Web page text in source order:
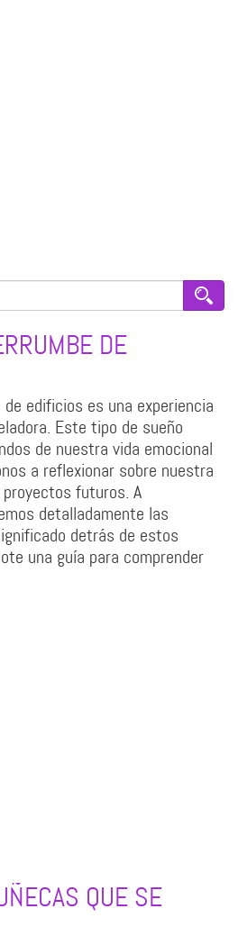
DE
edificios es una experiencia
Este tipo de sueño
de nuestra vida emocional
a reflexionar sobre nuestra
futuros. A
detalladamente las
detrás de estos
una guía para comprender
QUE SE